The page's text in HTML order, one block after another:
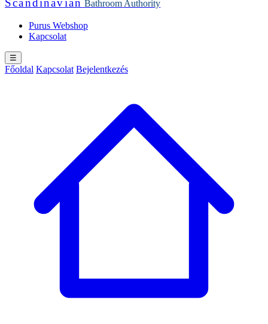
Scandinavian Bathroom Authority
Purus Webshop
Kapcsolat
☰
Főoldal Kapcsolat Bejelentkezés